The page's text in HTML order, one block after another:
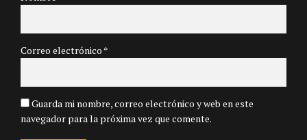
Correo electrónico *
Guarda mi nombre, correo electrónico y web en este
navegador para la próxima vez que comente.